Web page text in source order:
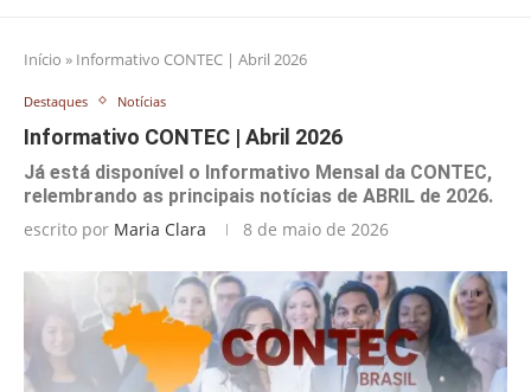
Início » Informativo CONTEC | Abril 2026
Destaques Notícias
Informativo CONTEC | Abril 2026
Já está disponível o Informativo Mensal da CONTEC,
relembrando as principais notícias de ABRIL de 2026.
escrito por Maria Clara 8 de maio de 2026